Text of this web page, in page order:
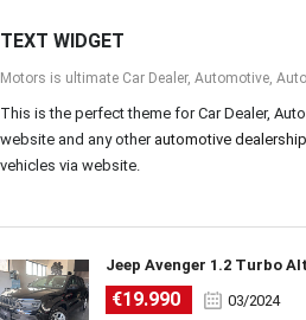
TEXT WIDGET
Motors is ultimate Car Dealer, Automotive,
This is the perfect theme for Car Dealer,
website and any other automotive
vehicles via website.
Jeep Avenger 1.2 Turbo
€19.990 03/2024